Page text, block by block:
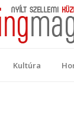
Kultúra